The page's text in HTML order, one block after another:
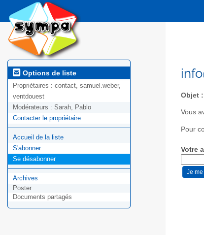
Options de liste
Propriétaires : contact, samuel.weber,
ventdouest
Modérateurs : Sarah, Pablo
Contacter le propriétaire
Accueil de la liste
S'abonner
Se désabonner
Archives
Poster
Documents partagés
Objet :
Vous
Pour
Votre